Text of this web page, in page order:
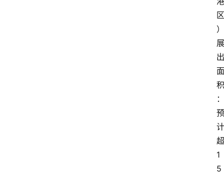
区
）
展
出
面
积
：
预
计
超
1
5